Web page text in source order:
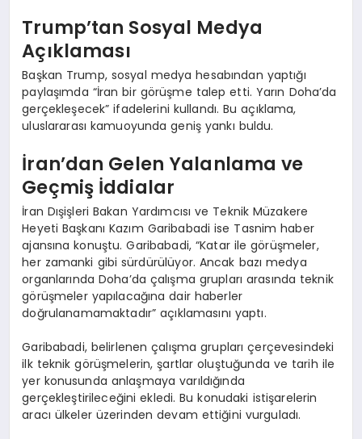
Trump’tan Sosyal Medya
Açıklaması
Başkan Trump, sosyal medya hesabından yaptığı
paylaşımda “İran bir görüşme talep etti. Yarın Doha’da
gerçekleşecek” ifadelerini kullandı. Bu açıklama,
uluslararası kamuoyunda geniş yankı buldu.
İran’dan Gelen Yalanlama ve
Geçmiş İddialar
İran Dışişleri Bakan Yardımcısı ve Teknik Müzakere
Heyeti Başkanı Kazım Garibabadi ise Tasnim haber
ajansına konuştu. Garibabadi, “Katar ile görüşmeler,
her zamanki gibi sürdürülüyor. Ancak bazı medya
organlarında Doha’da çalışma grupları arasında teknik
görüşmeler yapılacağına dair haberler
doğrulanamamaktadır” açıklamasını yaptı.
Garibabadi, belirlenen çalışma grupları çerçevesindeki
ilk teknik görüşmelerin, şartlar oluştuğunda ve tarih ile
yer konusunda anlaşmaya varıldığında
gerçekleştirileceğini ekledi. Bu konudaki istişarelerin
aracı ülkeler üzerinden devam ettiğini vurguladı.